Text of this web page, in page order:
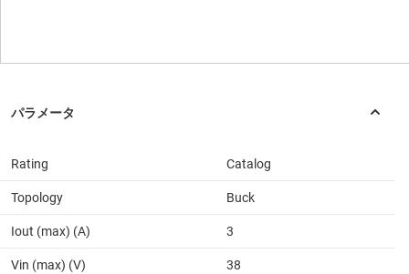
Rating Catalog
Topology Buck
Iout (max) (A) 3
Vin (max) (V) 38